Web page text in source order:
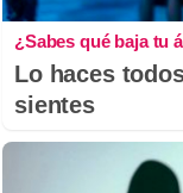
¿Sabes qué baja tu
Lo haces
sientes